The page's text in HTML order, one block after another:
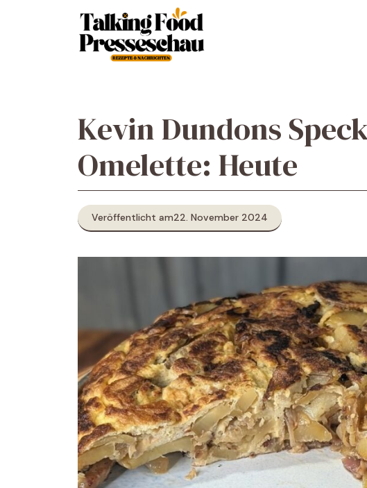
Kevin Dundons
Omelette: Heute
Veröffentlicht am22. November 2024